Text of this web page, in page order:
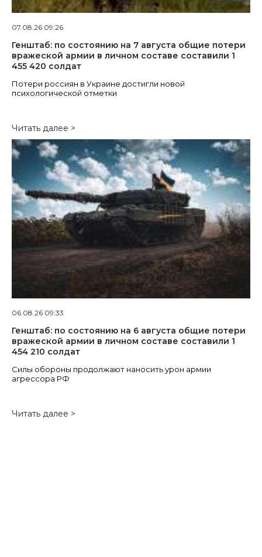
07.08.26 09:26
Генштаб: по состоянию на 7 августа общие потери
вражеской армии в личном составе составили 1
455 420 солдат
Потери россиян в Украине достигли новой
психологической отметки
Читать далее >
06.08.26 09:33
Генштаб: по состоянию на 6 августа общие потери
вражеской армии в личном составе составили 1
454 210 солдат
Силы обороны продолжают наносить урон армии
агрессора РФ
Читать далее >